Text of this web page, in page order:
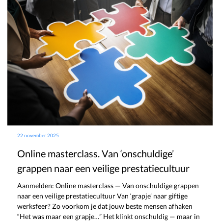
22 november 2025
Online masterclass. Van ‘onschuldige’
grappen naar een veilige prestatiecultuur
Aanmelden: Online masterclass — Van onschuldige grappen
naar een veilige prestatiecultuur Van ‘grapje’ naar giftige
werksfeer? Zo voorkom je dat jouw beste mensen afhaken
“Het was maar een grapje…” Het klinkt onschuldig — maar in